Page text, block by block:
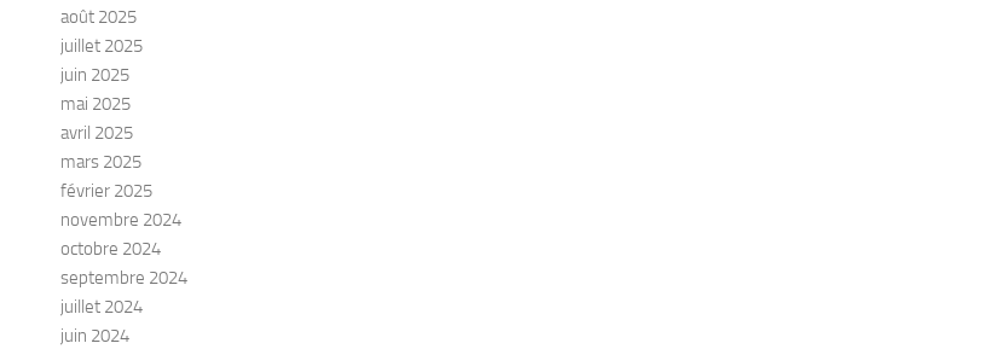
août 2025
juillet 2025
juin 2025
mai 2025
avril 2025
mars 2025
février 2025
novembre 2024
octobre 2024
septembre 2024
juillet 2024
juin 2024